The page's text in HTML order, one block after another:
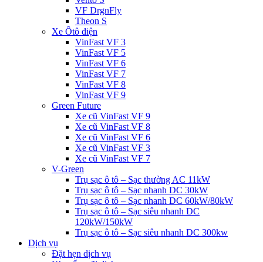
VF DrgnFly
Theon S
Xe Ôtô điện
VinFast VF 3
VinFast VF 5
VinFast VF 6
VinFast VF 7
VinFast VF 8
VinFast VF 9
Green Future
Xe cũ VinFast VF 9
Xe cũ VinFast VF 8
Xe cũ VinFast VF 6
Xe cũ VinFast VF 3
Xe cũ VinFast VF 7
V-Green
Trụ sạc ô tô – Sạc thường AC 11kW
Trụ sạc ô tô – Sạc nhanh DC 30kW
Trụ sạc ô tô – Sạc nhanh DC 60kW/80kW
Trụ sạc ô tô – Sạc siêu nhanh DC
120kW/150kW
Trụ sạc ô tô – Sạc siêu nhanh DC 300kw
Dịch vụ
Đặt hẹn dịch vụ